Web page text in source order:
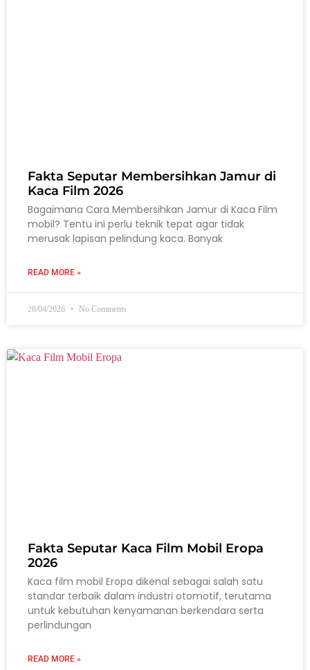
Fakta Seputar Membersihkan Jamur di
Kaca Film 2026
Bagaimana Cara Membersihkan Jamur di Kaca Film
mobil? Tentu ini perlu teknik tepat agar tidak
merusak lapisan pelindung kaca. Banyak
READ MORE »
28/04/2026 No Comments
Fakta Seputar Kaca Film Mobil Eropa
2026
Kaca film mobil Eropa dikenal sebagai salah satu
standar terbaik dalam industri otomotif, terutama
untuk kebutuhan kenyamanan berkendara serta
perlindungan
READ MORE »